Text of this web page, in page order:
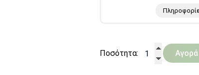
Ποσότητα: Αγορά